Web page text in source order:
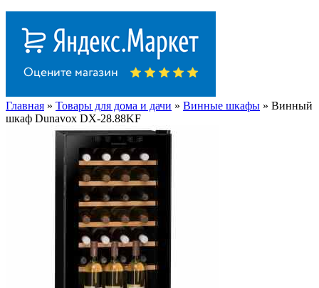
Главная » Товары для дома и дачи » Винные шкафы » Винный
шкаф Dunavox DX-28.88KF